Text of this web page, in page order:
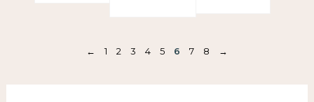
← 1 2 3 4 5 6 7 8 →